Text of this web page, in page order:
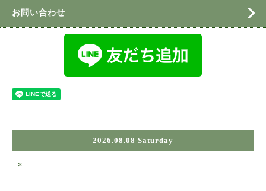
お問い合わせ
2026.08.08 Saturday
×